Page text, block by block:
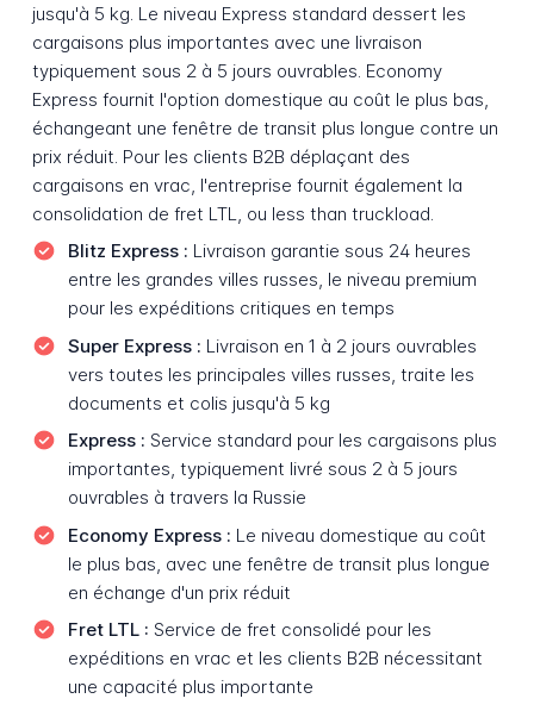
jusqu'à 5 kg. Le niveau Express standard dessert les
cargaisons plus importantes avec une livraison
typiquement sous 2 à 5 jours ouvrables. Economy
Express fournit l'option domestique au coût le plus bas,
échangeant une fenêtre de transit plus longue contre un
prix réduit. Pour les clients B2B déplaçant des
cargaisons en vrac, l'entreprise fournit également la
consolidation de fret LTL, ou less than truckload.
Blitz Express : Livraison garantie sous 24 heures
entre les grandes villes russes, le niveau premium
pour les expéditions critiques en temps
Super Express : Livraison en 1 à 2 jours ouvrables
vers toutes les principales villes russes, traite les
documents et colis jusqu'à 5 kg
Express : Service standard pour les cargaisons plus
importantes, typiquement livré sous 2 à 5 jours
ouvrables à travers la Russie
Economy Express : Le niveau domestique au coût
le plus bas, avec une fenêtre de transit plus longue
en échange d'un prix réduit
Fret LTL : Service de fret consolidé pour les
expéditions en vrac et les clients B2B nécessitant
une capacité plus importante